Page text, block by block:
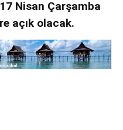
Nisan Çarşamba
açık olacak.